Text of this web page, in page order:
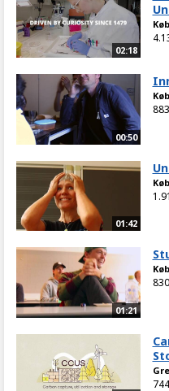
02:18
00:50
01:42
01:21